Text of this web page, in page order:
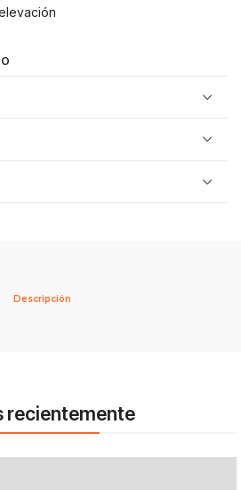
Descripción
recientemente